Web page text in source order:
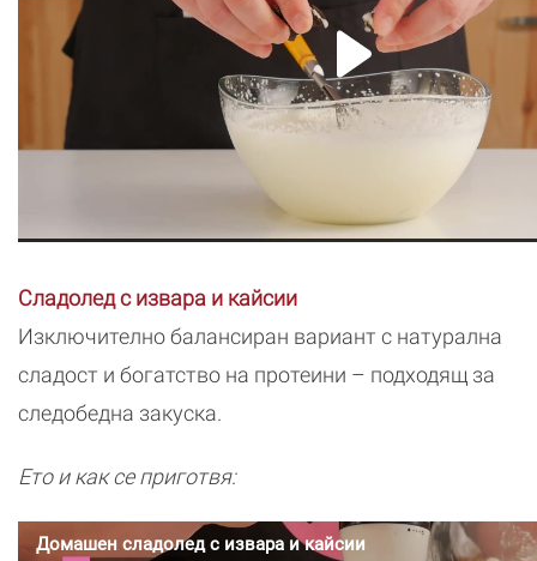
Сладолед с извара и кайсии
Изключително балансиран вариант с натурална
сладост и богатство на протеини – подходящ за
следобедна закуска.
Ето и как се приготвя: